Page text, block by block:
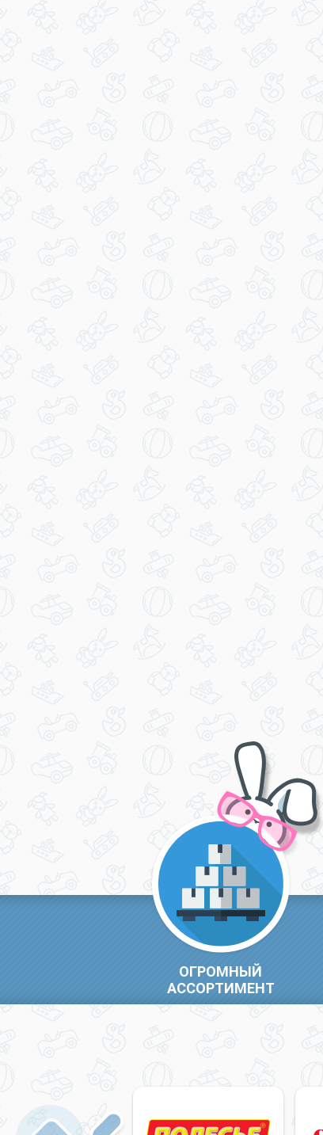
ОГРОМНЫЙ
АССОРТИМЕНТ